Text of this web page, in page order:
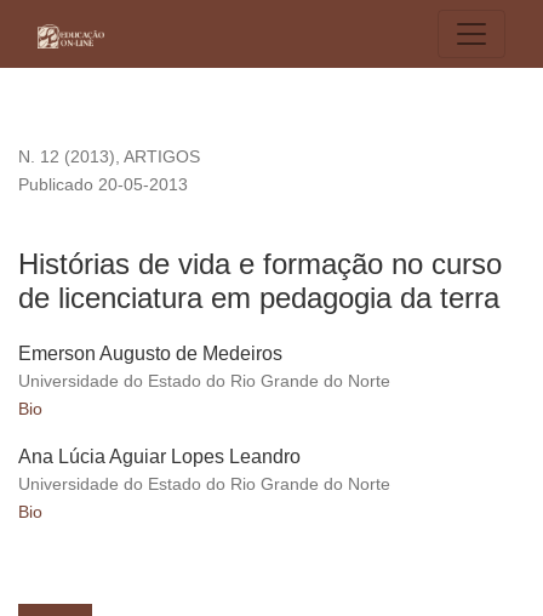
N. 12 (2013), ARTIGOS
Histórias de vida e formação no curso
de licenciatura em pedagogia da terra
Publicado 20-05-2013
Emerson Augusto de Medeiros
Universidade do Estado do Rio Grande do Norte
Bio
Ana Lúcia Aguiar Lopes Leandro
Universidade do Estado do Rio Grande do Norte
Bio